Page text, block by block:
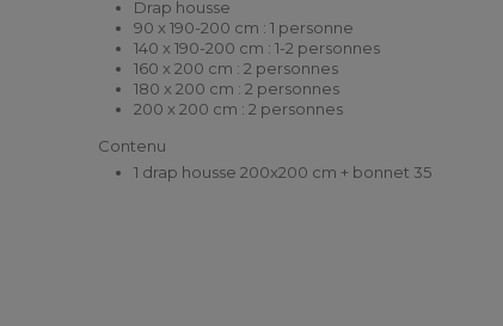
Drap housse
90 x 190-200 cm : 1 personne
140 x 190-200 cm : 1-2 personnes
160 x 200 cm : 2 personnes
180 x 200 cm : 2 personnes
200 x 200 cm : 2 personnes
Contenu
1 drap housse 200x200 cm + bonnet 35